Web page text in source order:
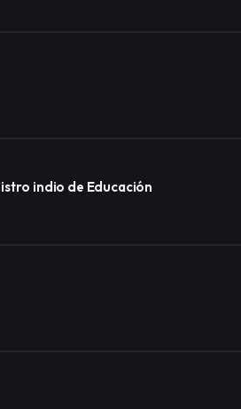
indio de Educación